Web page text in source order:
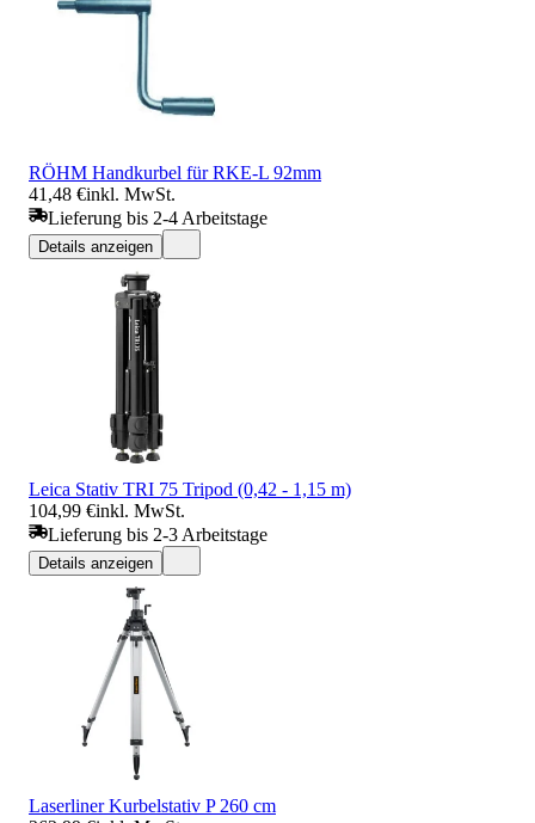
RÖHM Handkurbel für RKE-L 92mm
41,48 €inkl. MwSt.
Lieferung bis 2-4 Arbeitstage
Details anzeigen
Leica Stativ TRI 75 Tripod (0,42 - 1,15 m)
104,99 €inkl. MwSt.
Lieferung bis 2-3 Arbeitstage
Details anzeigen
Laserliner Kurbelstativ P 260 cm